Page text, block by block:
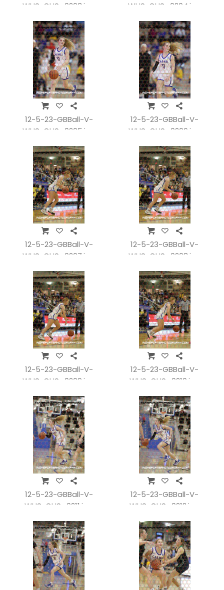
WHSvCHS_0203.jpg
WHSvCHS_0204.jpg
12-5-23-GBBall-V-
WHSvCHS_0205.jpg
12-5-23-GBBall-V-
WHSvCHS_0206.jpg
12-5-23-GBBall-V-
WHSvCHS_0207.jpg
12-5-23-GBBall-V-
WHSvCHS_0208.jpg
12-5-23-GBBall-V-
WHSvCHS_0209.jpg
12-5-23-GBBall-V-
WHSvCHS_0210.jpg
12-5-23-GBBall-V-
WHSvCHS_0211.jpg
12-5-23-GBBall-V-
WHSvCHS_0212.jpg